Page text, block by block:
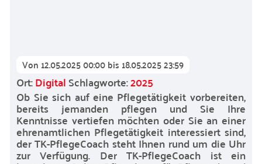
Von 12.05.2025 00:00bis 18.05.2025 23:59
Ort:DigitalSchlagworte:2025
Ob Sie sich auf eine Pflegetätigkeit vorbereiten,
bereits jemanden pflegen und Sie Ihre
Kenntnisse vertiefen möchten oder Sie an einer
ehrenamtlichen Pflegetätigkeit interessiert sind,
der TK-PflegeCoach steht Ihnen rund um die Uhr
zur Verfügung. Der TK-PflegeCoach ist ein